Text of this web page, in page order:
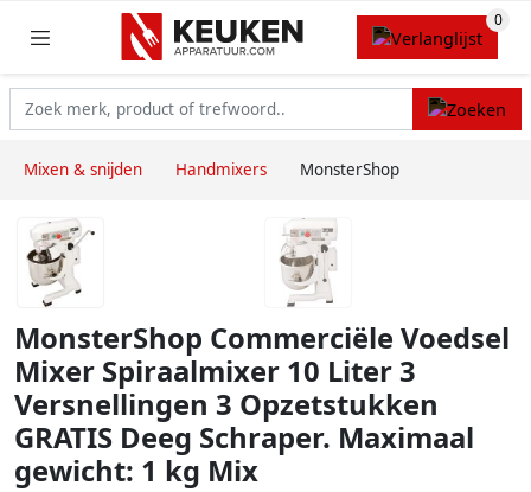
Mixen & snijden Handmixers MonsterShop
MonsterShop Commerciële Voedsel
Mixer Spiraalmixer 10 Liter 3
Versnellingen 3 Opzetstukken
GRATIS Deeg Schraper. Maximaal
gewicht: 1 kg Mix